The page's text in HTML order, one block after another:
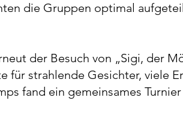
die Gruppen optimal
der Besuch von „Sigi, der
für strahlende Gesichter, viele
fand ein gemeinsames